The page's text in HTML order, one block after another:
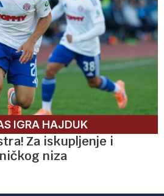
IGRA HAJDUK
Za iskupljenje i
niza